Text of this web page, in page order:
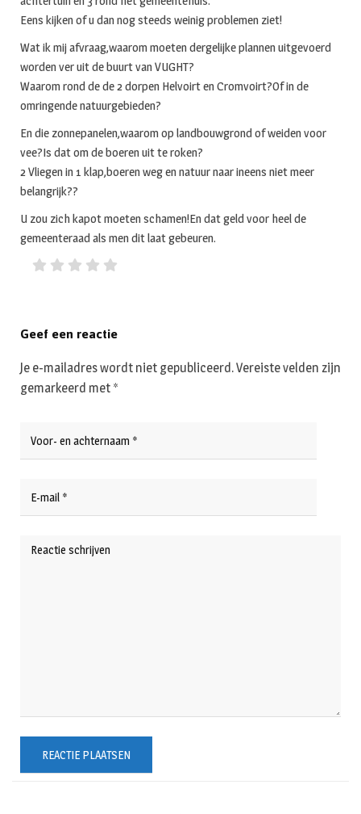
Eens kijken of u dan nog steeds weinig problemen ziet!
Wat ik mij afvraag,waarom moeten dergelijke plannen uitgevoerd
worden ver uit de buurt van VUGHT?
Waarom rond de de 2 dorpen Helvoirt en Cromvoirt?Of in de
omringende natuurgebieden?
En die zonnepanelen,waarom op landbouwgrond of weiden voor
vee?Is dat om de boeren uit te roken?
2 Vliegen in 1 klap,boeren weg en natuur naar ineens niet meer
belangrijk??
U zou zich kapot moeten schamen!En dat geld voor heel de
gemeenteraad als men dit laat gebeuren.
Geef een reactie
Je e-mailadres wordt niet gepubliceerd.Vereiste velden zijn
gemarkeerd met *